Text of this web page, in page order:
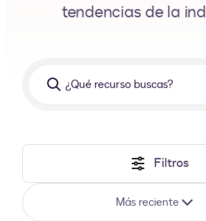
tendencias de la
recurso
buscas?
Filtros
Más reciente